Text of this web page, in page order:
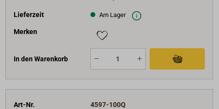
Lieferzeit Am Lager
Merken
In den Warenkorb
Art-Nr.
4597-100Q